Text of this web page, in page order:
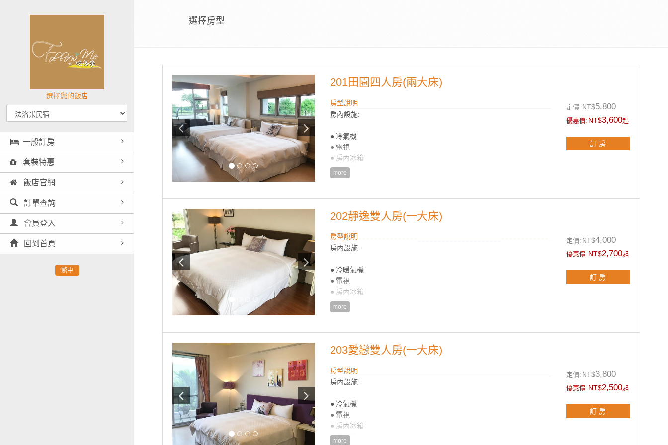
選擇您的飯店
一般訂房
套裝特惠
飯店官網
訂單查詢
會員登入
回到首頁
繁中
選擇房型
201田園四人房(兩大床)
房型說明
房內設施:
● 冷氣機
● 電視
● 房內冰箱
● 吹風機
● 電熱水瓶
● 衛浴設備：(乾濕分離衛浴)
● 免費飲品(咖啡包/礦泉水/茶包/餅乾)
● 附設陽台
**此房型無法提供加床服務。
**國旅卡訂房請於下單同時勾選備註即可。
more
定價: NT$5,800
優惠價: NT$3,600起
訂 房
202靜逸雙人房(一大床)
房型說明
房內設施:
● 冷暖氣機
● 電視
● 房內冰箱
● 吹風機
● 電熱水瓶
● Wifi無線上網
● 衛浴設備：(乾溼分離+浴缸)
● 免費飲品(咖啡包/礦泉水/茶包/餅乾)
● 附設陽台
**此房型價格依訂購人數提供早餐服務。
**可加人加床，最多可加1位。
**孩童3歲以上12歲以下加人不加床，每人酌收早餐及清潔費$300元，
12歲以上加床每人加收$500元，春節$700元。
more
定價: NT$4,000
優惠價: NT$2,700起
訂 房
203愛戀雙人房(一大床)
房型說明
房內設施:
● 冷氣機
● 電視
● 房內冰箱
● 吹風機
more
定價: NT$3,800
優惠價: NT$2,500起
訂 房